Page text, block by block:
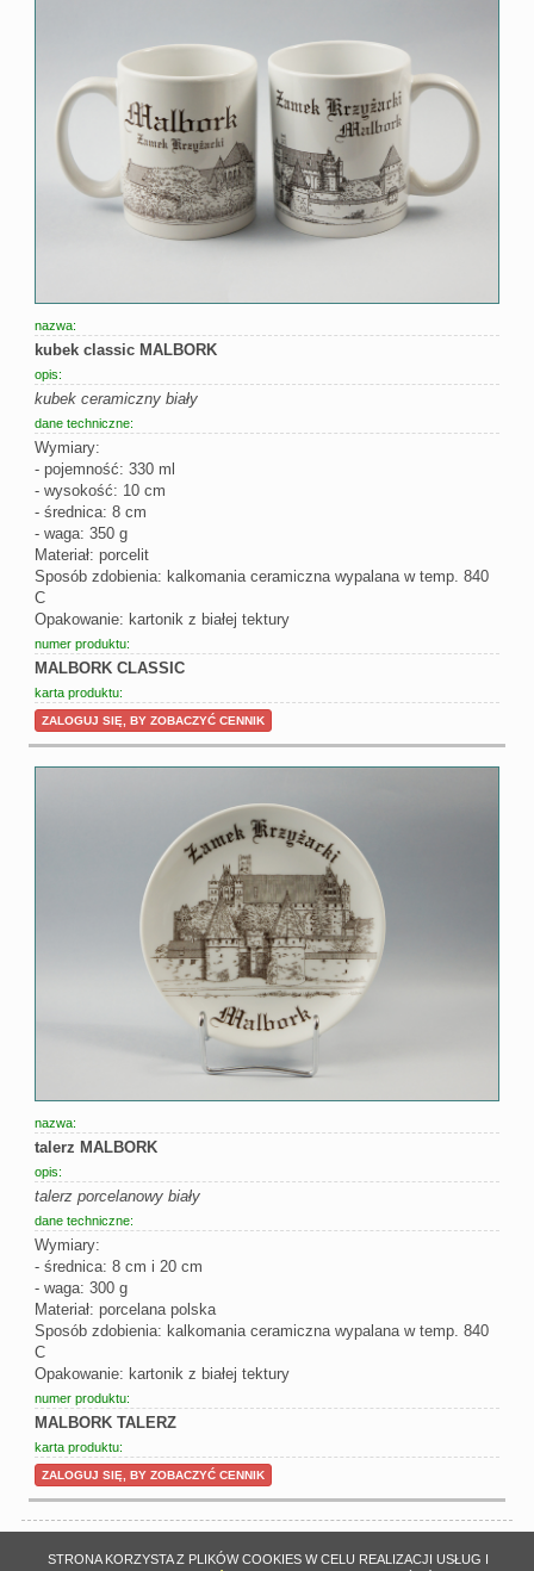
nazwa:
kubek classic MALBORK
opis:
kubek ceramiczny biały
dane techniczne:
Wymiary:
- pojemność: 330 ml
- wysokość: 10 cm
- średnica: 8 cm
- waga: 350 g
Materiał: porcelit
Sposób zdobienia: kalkomania ceramiczna wypalana w temp. 840
C
Opakowanie: kartonik z białej tektury
numer produktu:
MALBORK CLASSIC
karta produktu:
ZALOGUJ SIĘ, BY ZOBACZYĆ CENNIK
nazwa:
talerz MALBORK
opis:
talerz porcelanowy biały
dane techniczne:
Wymiary:
- średnica: 8 cm i 20 cm
- waga: 300 g
Materiał: porcelana polska
Sposób zdobienia: kalkomania ceramiczna wypalana w temp. 840
C
Opakowanie: kartonik z białej tektury
numer produktu:
MALBORK TALERZ
karta produktu:
ZALOGUJ SIĘ, BY ZOBACZYĆ CENNIK
STRONA KORZYSTA Z PLIKÓW COOKIES W CELU REALIZACJI USŁUG I